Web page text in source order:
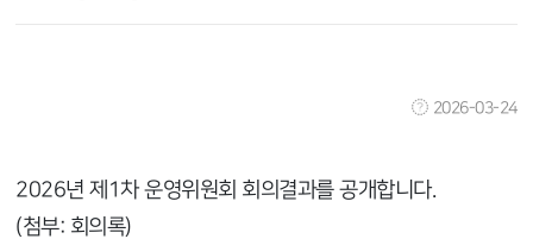
2026-03-24
2026년 제1차 운영위원회 회의결과를 공개합니다.
(첨부: 회의록)